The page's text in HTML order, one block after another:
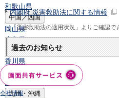
和歌山県
中国／四国
岡山県
広島県
徳島県
香川県
愛媛県
高知県
九州・沖縄
内閣府 災害救助法に関する情報
（「災害救助法の適用状況」よりご確認で
過去のお知らせ
会社情報